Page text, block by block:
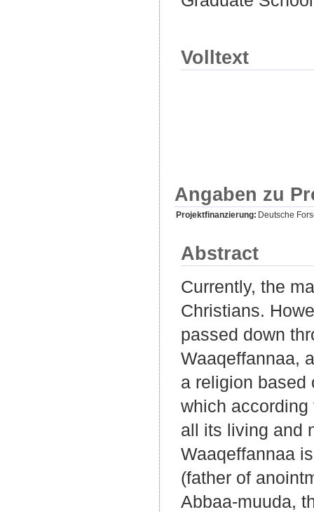
Volltext
Angaben zu
Projektfinanzierung: Deutsche
Abstract
Currently, the
Christians.
passed down
Waaqeffannaa,
a religion based
which
all its living and
Waaqeffannaa
(father of
Abbaa-muuda,